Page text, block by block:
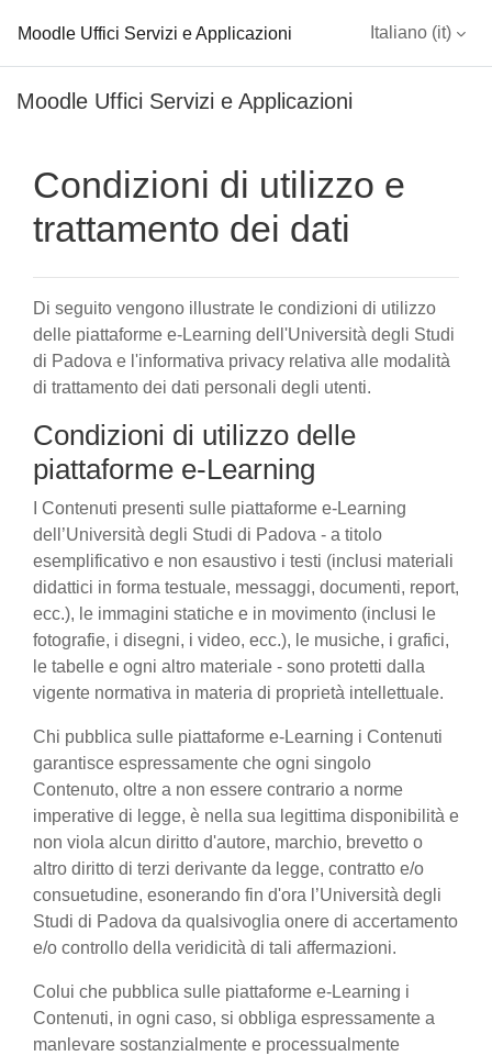
Moodle Uffici Servizi e Applicazioni Italiano ‎(it)‎
Moodle Uffici Servizi e Applicazioni
Condizioni di utilizzo e
trattamento dei dati
Di seguito vengono illustrate le condizioni di utilizzo
delle piattaforme e-Learning dell'Università degli Studi
di Padova e l'informativa privacy relativa alle modalità
di trattamento dei dati personali degli utenti.
Condizioni di utilizzo delle
piattaforme e-Learning
I Contenuti presenti sulle piattaforme e-Learning
dell’Università degli Studi di Padova - a titolo
esemplificativo e non esaustivo i testi (inclusi materiali
didattici in forma testuale, messaggi, documenti, report,
ecc.), le immagini statiche e in movimento (inclusi le
fotografie, i disegni, i video, ecc.), le musiche, i grafici,
le tabelle e ogni altro materiale - sono protetti dalla
vigente normativa in materia di proprietà intellettuale.
Chi pubblica sulle piattaforme e-Learning i Contenuti
garantisce espressamente che ogni singolo
Contenuto, oltre a non essere contrario a norme
imperative di legge, è nella sua legittima disponibilità e
non viola alcun diritto d'autore, marchio, brevetto o
altro diritto di terzi derivante da legge, contratto e/o
consuetudine, esonerando fin d'ora l’Università degli
Studi di Padova da qualsivoglia onere di accertamento
e/o controllo della veridicità di tali affermazioni.
Colui che pubblica sulle piattaforme e-Learning i
Contenuti, in ogni caso, si obbliga espressamente a
manlevare sostanzialmente e processualmente